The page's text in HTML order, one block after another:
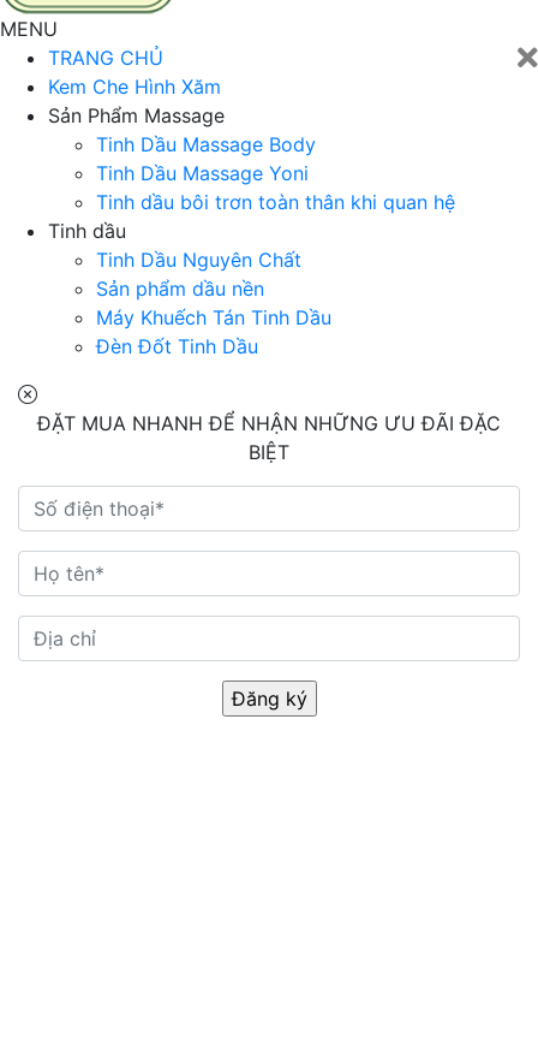
MENU
TRANG CHỦ
Kem Che Hình Xăm
Sản Phẩm Massage
Tinh Dầu Massage Body
Tinh Dầu Massage Yoni
Tinh dầu bôi trơn toàn thân khi quan hệ
Tinh dầu
Tinh Dầu Nguyên Chất
Sản phẩm dầu nền
Máy Khuếch Tán Tinh Dầu
Đèn Đốt Tinh Dầu
ĐẶT MUA NHANH ĐỂ NHẬN NHỮNG ƯU ĐÃI ĐẶC
BIỆT